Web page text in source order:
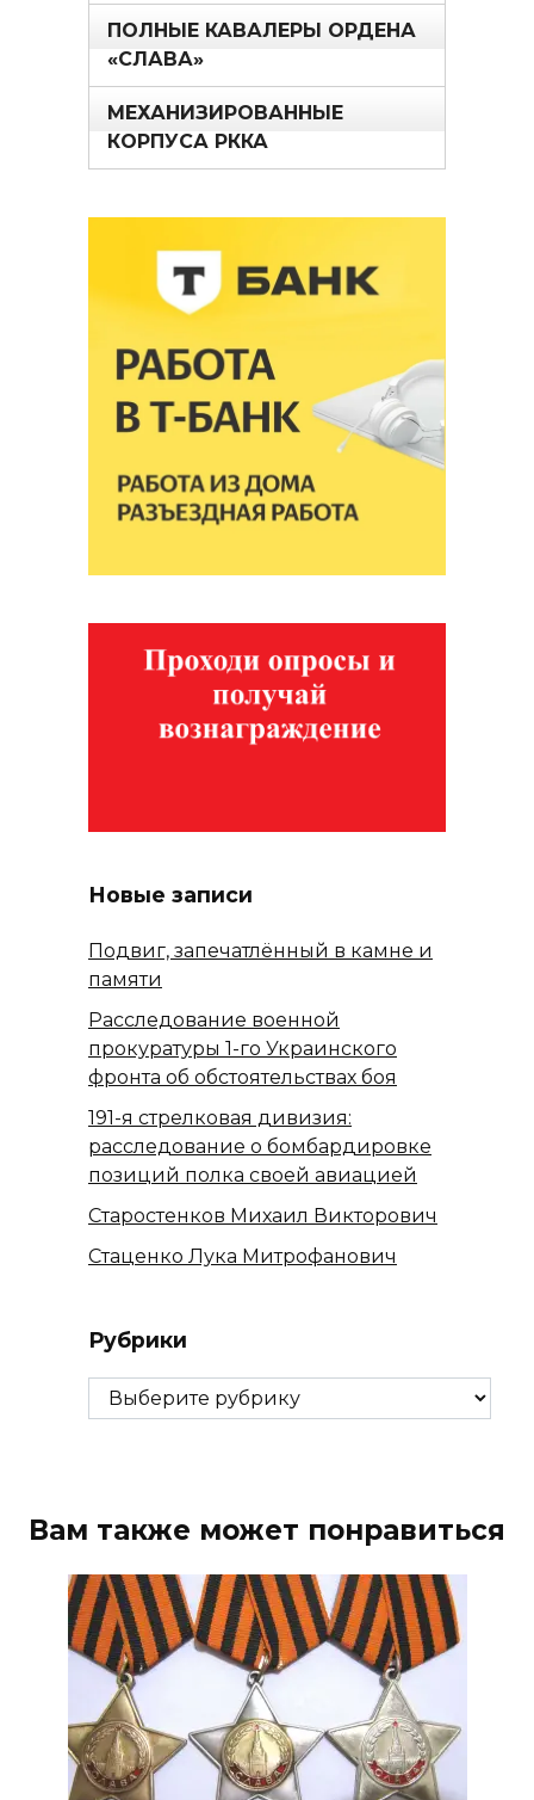
ПОЛНЫЕ КАВАЛЕРЫ ОРДЕНА
«СЛАВА»
МЕХАНИЗИРОВАННЫЕ
КОРПУСА РККА
Новые записи
Подвиг, запечатлённый в камне и
памяти
Расследование военной
прокуратуры 1-го Украинского
фронта об обстоятельствах боя
191-я стрелковая дивизия:
расследование о бомбардировке
позиций полка своей авиацией
Старостенков Михаил Викторович
Стаценко Лука Митрофанович
Рубрики
Рубрики
Вам также может понравиться